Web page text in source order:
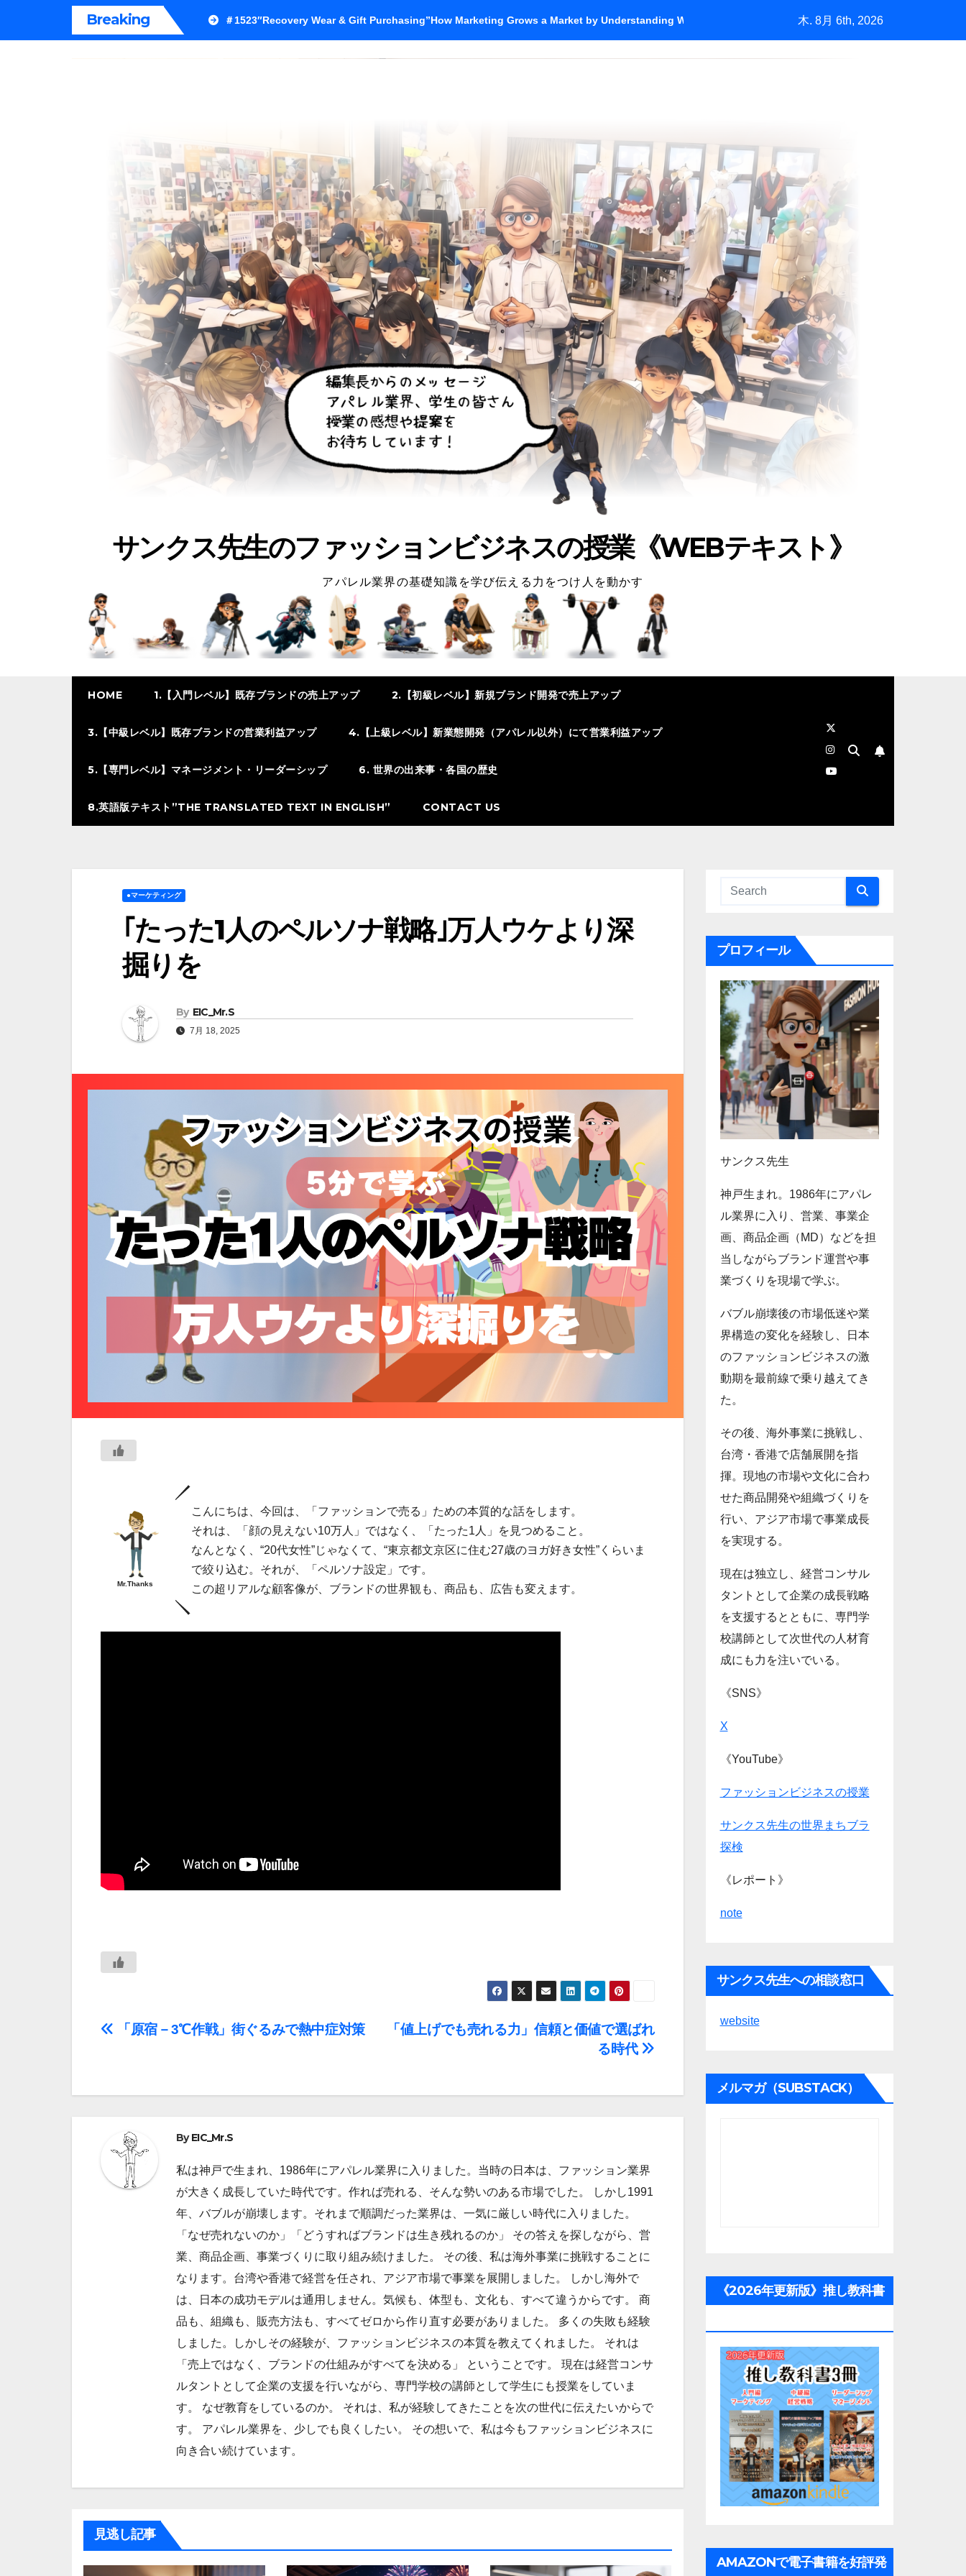
Breaking ＃1523″Recovery Wear & Gift Purchasing”How Marketing Grows a Market by Understanding Who Pays ＃1450「バーニーズの挑戦」中古市場が生
木. 8月 6th, 2026
サンクス先生のファッションビジネスの授業《WEBテキスト》
アパレル業界の基礎知識を学び伝える力をつけ人を動かす
HOME 1.【入門レベル】既存ブランドの売上アップ 2.【初級レベル】新規ブランド開発で売上アップ
3.【中級レベル】既存ブランドの営業利益アップ 4.【上級レベル】新業態開発（アパレル以外）にて営業利益アップ
5.【専門レベル】マネージメント・リーダーシップ 6. 世界の出来事・各国の歴史
8.英語版テキスト”THE TRANSLATED TEXT IN ENGLISH” CONTACT US
●マーケティング
｢たった1人のペルソナ戦略｣万人ウケより深
掘りを
By EIC_Mr.S
7月 18, 2025
Mr.Thanks
こんにちは、今回は、「ファッションで売る」ための本質的な話をします。
それは、「顔の見えない10万人」ではなく、「たった1人」を見つめること。
なんとなく、“20代女性”じゃなくて、“東京都文京区に住む27歳のヨガ好き女性”くらいま
で絞り込む。それが、「ペルソナ設定」です。
この超リアルな顧客像が、ブランドの世界観も、商品も、広告も変えます。
投
ナ
ゲ
ー
「値上げでも売れる力」信頼と価値で選ばれ
る時代
「原宿－3℃作戦」街ぐるみで熱中症対策
ByEIC_Mr.S
私は神戸で生まれ、1986年にアパレル業界に入りました。当時の日本は、ファッション業界
が大きく成長していた時代です。作れば売れる、そんな勢いのある市場でした。 しかし1991
年、バブルが崩壊します。それまで順調だった業界は、一気に厳しい時代に入りました。
「なぜ売れないのか」「どうすればブランドは生き残れるのか」 その答えを探しながら、営
業、商品企画、事業づくりに取り組み続けました。 その後、私は海外事業に挑戦することに
なります。台湾や香港で経営を任され、アジア市場で事業を展開しました。 しかし海外で
は、日本の成功モデルは通用しません。気候も、体型も、文化も、すべて違うからです。 商
品も、組織も、販売方法も、すべてゼロから作り直す必要がありました。 多くの失敗も経験
しました。しかしその経験が、ファッションビジネスの本質を教えてくれました。 それは
「売上ではなく、ブランドの仕組みがすべてを決める」 ということです。 現在は経営コンサ
ルタントとして企業の支援を行いながら、専門学校の講師として学生にも授業をしていま
す。 なぜ教育をしているのか。 それは、私が経験してきたことを次の世代に伝えたいからで
す。 アパレル業界を、少しでも良くしたい。 その想いで、私は今もファッションビジネスに
向き合い続けています。
見逃し記事
プロフィール
サンクス先生
神戸生まれ。1986年にアパレ
ル業界に入り、営業、事業企
画、商品企画（MD）などを担
当しながらブランド運営や事
業づくりを現場で学ぶ。
バブル崩壊後の市場低迷や業
界構造の変化を経験し、日本
のファッションビジネスの激
動期を最前線で乗り越えてき
た。
その後、海外事業に挑戦し、
台湾・香港で店舗展開を指
揮。現地の市場や文化に合わ
せた商品開発や組織づくりを
行い、アジア市場で事業成長
を実現する。
現在は独立し、経営コンサル
タントとして企業の成長戦略
を支援するとともに、専門学
校講師として次世代の人材育
成にも力を注いでいる。
《SNS》
X
《YouTube》
ファッションビジネスの授業
サンクス先生の世界まちブラ
探検
《レポート》
note
サンクス先生への相談窓口
website
メルマガ（SUBSTACK）
《2026年更新版》推し教科書
AMAZONで電子書籍を好評発